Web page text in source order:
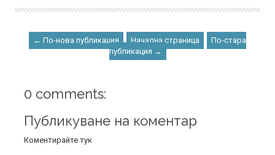
← По-нова публикация Начална страница
По-стара
публикация →
0 comments:
Публикуване на коментар
Коментирайте тук